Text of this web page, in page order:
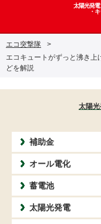
太陽光発
・
エコ突撃隊
>
エコキュートがずっと沸き上
どを解説
太陽
補助金
オール電化
蓄電池
太陽光発電